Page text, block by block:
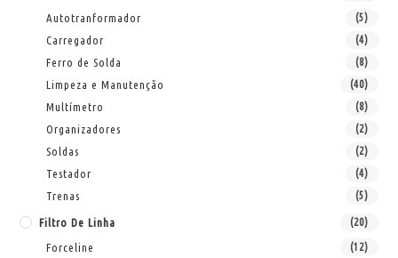
Autotranformador (5)
Carregador (4)
Ferro de Solda (8)
Limpeza e Manutenção (40)
Multímetro (8)
Organizadores (2)
Soldas (2)
Testador (4)
Trenas (5)
Filtro De Linha (20)
Forceline (12)